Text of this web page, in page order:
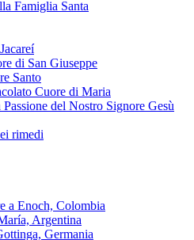
Famiglia Santa
di San Giuseppe
Santo
Cuore di Maria
del Nostro Signore Gesù
rimedi
a Enoch, Colombia
Argentina
Germania